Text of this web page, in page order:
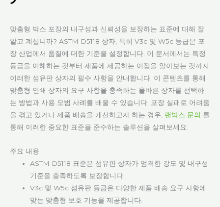
맞춤형 박스 포장의 내구성과 신뢰성을 보장하는 표준에 대해 잘
알고 계십니까? ASTM D5118 상자, 특히 V3c 및 W5c 등급은 포
장 산업에서 품질에 대한 기준을 설정합니다. 이 문서에서는 특정
등급을 이해하는 것부터 제품에 제공하는 이점을 알아보는 것까지
이러한 섬유판 상자의 필수 사항을 안내합니다. 이 콘텐츠를 통해
맞춤형 인쇄 상자의 요구 사항을 충족하는 올바른 상자를 선택하
는 방법과 사용 모범 사례를 배울 수 있습니다. 포장 실패로 어려움
을 겪고 있거나 제품 배송을 개선하고자 하는 경우, 랜박스 문의 를
통해 이러한 중요한 표준을 준수하는 솔루션을 살펴보세요.
주요 내용
ASTM D5118 표준은 섬유판 상자가 엄격한 강도 및 내구성
기준을 충족하도록 보장합니다.
V3c 및 W5c 섬유판 등급은 다양한 제품 배송 요구 사항에
맞는 맞춤형 보호 기능을 제공합니다.